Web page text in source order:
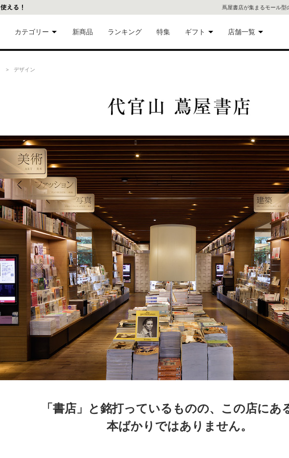
蔦屋書店が集まるモール型
カテゴリー
楽
文具
雑貨
家電
食品
eギフト
新商品 ランキング 特集 ギフト
eギフト
店舗一覧
銀座
書店
六本
屋書
京都
書店
京都
蔦屋
梅田
書店
枚方
> デザイン
「書店」と銘打っているものの、この店にあ
本ばかりではありません。